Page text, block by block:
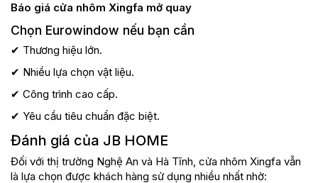
Báo giá cửa nhôm Xingfa mở quay
Chọn Eurowindow nếu bạn cần
✔ Thương hiệu lớn.
✔ Nhiều lựa chọn vật liệu.
✔ Công trình cao cấp.
✔ Yêu cầu tiêu chuẩn đặc biệt.
Đánh giá của JB HOME
Đối với thị trường Nghệ An và Hà Tĩnh, cửa nhôm Xingfa vẫn
là lựa chọn được khách hàng sử dụng nhiều nhất nhờ: